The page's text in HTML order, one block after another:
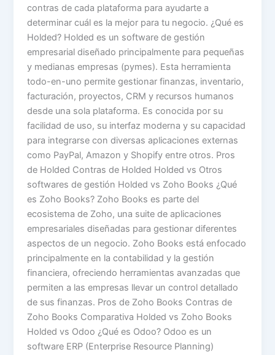
contras de cada plataforma para ayudarte a
determinar cuál es la mejor para tu negocio. ¿Qué es
Holded? Holded es un software de gestión
empresarial diseñado principalmente para pequeñas
y medianas empresas (pymes). Esta herramienta
todo-en-uno permite gestionar finanzas, inventario,
facturación, proyectos, CRM y recursos humanos
desde una sola plataforma. Es conocida por su
facilidad de uso, su interfaz moderna y su capacidad
para integrarse con diversas aplicaciones externas
como PayPal, Amazon y Shopify entre otros. Pros
de Holded Contras de Holded Holded vs Otros
softwares de gestión Holded vs Zoho Books ¿Qué
es Zoho Books? Zoho Books es parte del
ecosistema de Zoho, una suite de aplicaciones
empresariales diseñadas para gestionar diferentes
aspectos de un negocio. Zoho Books está enfocado
principalmente en la contabilidad y la gestión
financiera, ofreciendo herramientas avanzadas que
permiten a las empresas llevar un control detallado
de sus finanzas. Pros de Zoho Books Contras de
Zoho Books Comparativa Holded vs Zoho Books
Holded vs Odoo ¿Qué es Odoo? Odoo es un
software ERP (Enterprise Resource Planning)